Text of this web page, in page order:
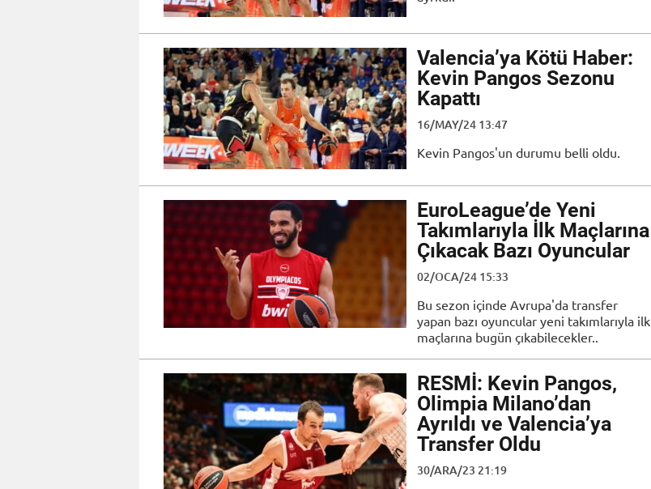
Valencia’ya Kötü Haber:
Kevin Pangos Sezonu
Kapattı
16/MAY/24 13:47
Kevin Pangos'un durumu belli oldu.
EuroLeague’de Yeni
Takımlarıyla İlk Maçlarına
Çıkacak Bazı Oyuncular
02/OCA/24 15:33
Bu sezon içinde Avrupa'da transfer
yapan bazı oyuncular yeni takımlarıyla ilk
maçlarına bugün çıkabilecekler..
RESMİ: Kevin Pangos,
Olimpia Milano’dan
Ayrıldı ve Valencia’ya
Transfer Oldu
30/ARA/23 21:19